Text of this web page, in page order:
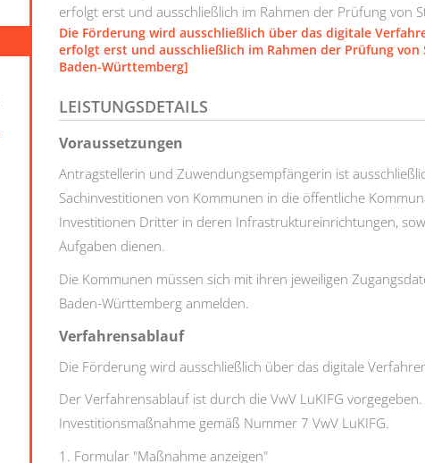
erfolgt erst und ausschließlich im Rahmen der Prüfung von
Die Förderung wird ausschließlich über das digitale
erfolgt erst und ausschließlich im Rahmen der Prüfung von
Baden-Württemberg]
LEISTUNGSDETAILS
Voraussetzungen
Antragstellerin und Zuwendungsempfängerin ist
Sachinvestitionen von Kommunen in die öffentliche
Investitionen Dritter in deren Infrastruktureinrichtungen,
Aufgaben dienen.
Die Kommunen müssen sich mit ihren jeweiligen
Baden-Württemberg anmelden.
Verfahrensablauf
Die Förderung wird ausschließlich über das digitale Verfahren
Der Verfahrensablauf ist durch die VwV LuKIFG vorgegeben.
Investitionsmaßnahme gemäß Nummer 7 VwV LuKIFG.
1. Formular "Maßnahme anzeigen"